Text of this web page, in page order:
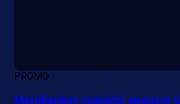
PROMO
Meridianbet zvanični sponzor